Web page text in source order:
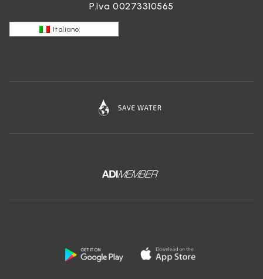
P.Iva 00273310565
Italiano